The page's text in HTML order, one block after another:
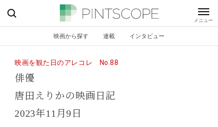
映画から探す 連載 インタビュー
映画を観た日のアレコレ No.88
俳優
唐田えりかの映画日記
2023年11月9日